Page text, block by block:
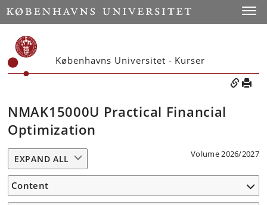
Københavns Universitet - Kurser
NMAK15000U Practical Financial
Optimization
Volume 2026/2027
EXPAND ALL
Content